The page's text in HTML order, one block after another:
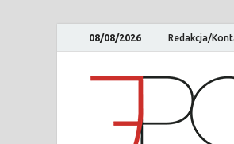
08/08/2026 Redakcja/